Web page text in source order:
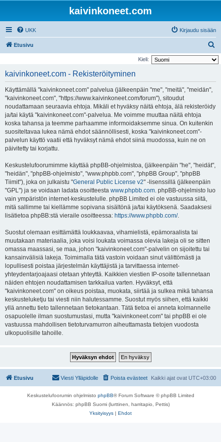
kaivinkoneet.com
UKK Kirjaudu sisään
Etusivu
t
Kieli:
kaivinkoneet.com - Rekisteröityminen
Käyttämällä "kaivinkoneet.com" palvelua (jälkeenpäin "me", "meitä", "meidän",
"kaivinkoneet.com", "https://www.kaivinkoneet.com/forum"), sitoudut
noudattamaan seuraavia ehtoja. Mikäli et hyväksy näitä ehtoja, älä rekisteröidy
ja/tai käytä "kaivinkoneet.com"-palvelua. Me voimme muuttaa näitä ehtoja
koska tahansa ja teemme parhaamme informoidaksemme sinua. On kuitenkin
suositeltavaa lukea nämä ehdot säännöllisesti, koska "kaivinkoneet.com"-
palvelun käyttö vaatii että hyväksyt nämä ehdot siinä muodossa, kuin ne on
päivitetty tai korjattu.
Keskustelufoorumimme käyttää phpBB-ohjelmistoa, (jälkeenpäin "he", "heidät",
"heidän", "phpBB-ohjelmisto", "www.phpbb.com", "phpBB Group", "phpBB
Tiimit"), joka on julkaistu "General Public License v2" -lisenssillä (jälkeenpäin
"GPL") ja se voidaan ladata osoitteesta www.phpbb.com. phpBB-ohjelmisto luo
vain ympäristön internet-keskustelulle. phpBB Limited ei ole vastuussa siitä,
mitä sallimme tai kiellämme sopivana sisältönä ja/tai käytöksenä. Saadaksesi
lisätietoa phpBB:stä vieraile osoitteessa: https://www.phpbb.com/.
Suostut olemaan esittämättä loukkaavaa, vihamielistä, epämoraalista tai
muutakaan materiaalia, joka voisi loukata voimassa olevia lakeja oli se sitten
omassa maassasi, se maa, johon "kaivinkoneet.com"-palvelin on sijoitettu tai
kansainvälisiä lakeja. Toimimalla tätä vastoin voidaan sinut välittömästi ja
lopullisesti poistaa järjestelmän käyttäjistä ja tarvittaessa internet-
yhteydentarjoajaasi otetaan yhteyttä. Kaikkien viestien IP-osoite tallennetaan
näiden ehtojen noudattamisen tarkkailua varten. Hyväksyt, että
"kaivinkoneet.com" on oikeus poistaa, muokata, siirtää ja sulkea mikä tahansa
keskusteluketju tai viesti niin halutessamme. Suostut myös siihen, että kaikki
yllä annettu tieto tallennetaan tietokantaan. Tätä tietoa ei anneta kolmannelle
osapuolelle ilman suostumustasi, mutta "kaivinkoneet.com" tai phpBB ei ole
vastuussa mahdollisen tietoturvamurron aiheuttamasta tietojen vuodosta
ulkopuolisille tahoille.
Etusivu Kaikki ajat ovat UTC+03:00
Poista evästeet
Viesti Ylläpidolle
Keskustelufoorumin ohjelmisto phpBB® Forum Software © phpBB Limited
Käännös: phpBB Suomi (lurttinen, harritapio, Pettis)
Yksityisyys | Ehdot